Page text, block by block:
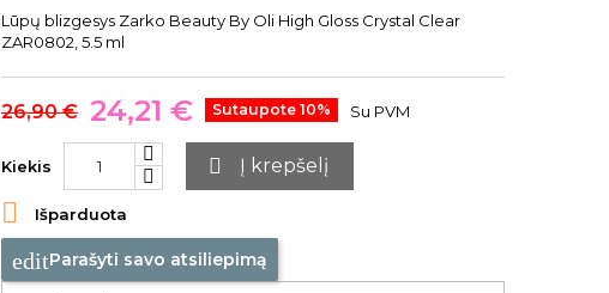
Lūpų blizgesys Zarko Beauty By Oli High Gloss Crystal Clear
ZAR0802, 5.5 ml
26,90 € 24,21 € Sutaupote 10% Su PVM
Kiekis  Į krepšelį
 Išparduota
editParašyti savo atsiliepimą